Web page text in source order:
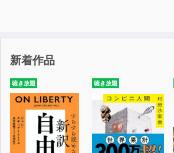
●地政学はロシア・ウクライナ戦争を
●私たちはどんな時代に生きているの
新着作品
聴き放題 聴き放題